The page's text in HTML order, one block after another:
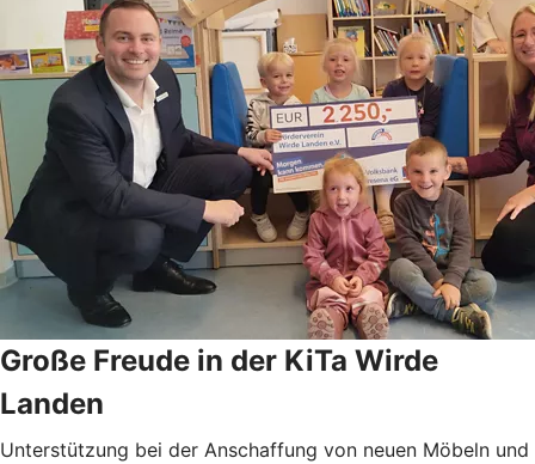
Große Freude in der KiTa Wirde
Landen
Unterstützung bei der Anschaffung von neuen Möbeln und